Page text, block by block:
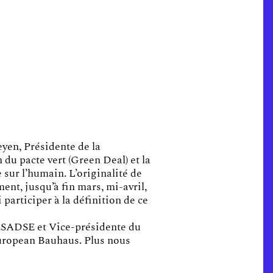
Présidente de la
pacte vert (Green Deal) et la
l’humain. L’originalité de
jusqu’à fin mars, mi-avril,
participer à la définition de ce
et Vice-présidente du
Bauhaus. Plus nous